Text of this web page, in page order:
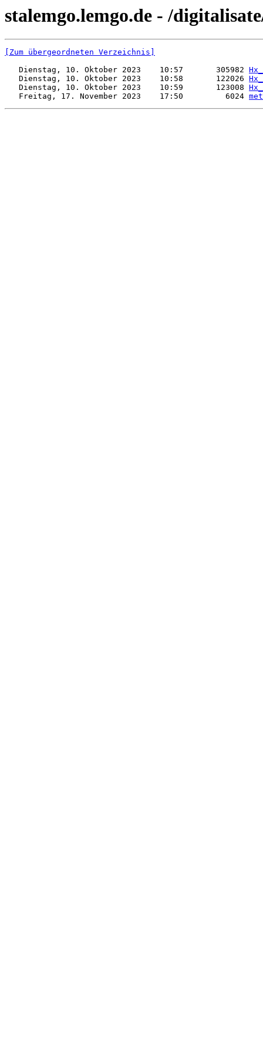
stalemgo.lemgo.de - /
[Zum übergeordneten Verzeichnis]
   Dienstag, 10. Oktober 2023    10:57       305982
   Dienstag, 10. Oktober 2023    10:58       122026
   Dienstag, 10. Oktober 2023    10:59       123008
   Freitag, 17. November 2023    17:50         6024